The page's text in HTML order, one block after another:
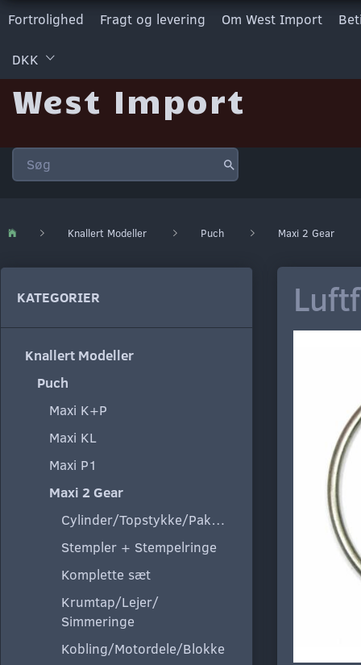
Fortrolighed Fragt og levering Om West Import
DKK
West Import
Knallert Modeller Puch Maxi 2 Gear
KATEGORIER
Knallert Modeller
Puch
Maxi K+P
Maxi KL
Maxi P1
Maxi 2 Gear
Cylinder/Topstykke/Pakning
Stempler + Stempelringe
Komplette sæt
Krumtap/Lejer/
Simmeringe
Kobling/Motordele/Blokke